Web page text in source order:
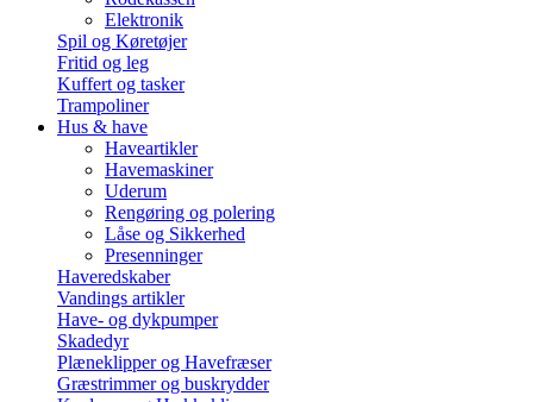
Elektronik
Spil og Køretøjer
Fritid og leg
Kuffert og tasker
Trampoliner
Hus & have
Haveartikler
Havemaskiner
Uderum
Rengøring og polering
Låse og Sikkerhed
Presenninger
Haveredskaber
Vandings artikler
Have- og dykpumper
Skadedyr
Plæneklipper og Havefræser
Græstrimmer og buskrydder